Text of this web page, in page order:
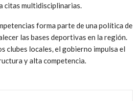
citas multidisciplinarias.
forma parte de una política de
las bases deportivas en la región.
clubes locales, el gobierno impulsa el
y alta competencia.